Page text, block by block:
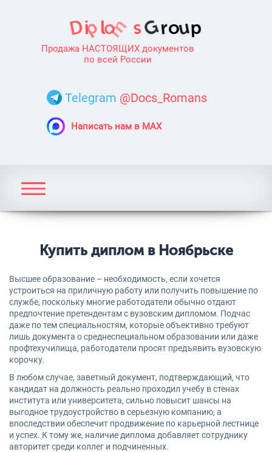
Продажа НАСТОЯЩИХ документов
по всей России
Telegram @Docs_Romans
Написать нам в MAX
Купить диплом в Ноябрьске
Высшее образование – необходимость, если хочется
устроиться на приличную работу или получить повышение по
службе, поскольку многие работодатели обычно отдают
предпочтение претендентам с вузовским дипломом. Подчас
даже по тем специальностям, которые объективно требуют
лишь документа о среднеспециальном образовании или даже
профтехучилища, работодатели просят предъявить вузовскую
корочку.
В любом случае, заветный документ, подтверждающий, что
кандидат на должность реально проходил учебу в стенах
института или университета, сильно повысит шансы на
выгодное трудоустройство в серьезную компанию, а
впоследствии обеспечит продвижение по карьерной лестнице
и успех. К тому же, наличие диплома добавляет сотруднику
авторитет среди коллег и подчиненных.